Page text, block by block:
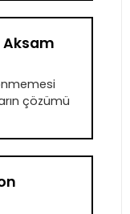
Aksam
çözümü